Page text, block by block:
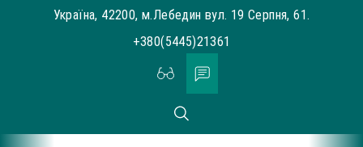
Україна, 42200, м.Лебедин вул. 19 Серпня, 61.
+380(5445)21361